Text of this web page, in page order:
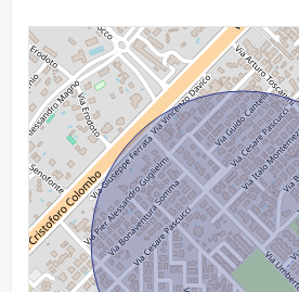
3
4
5
5+